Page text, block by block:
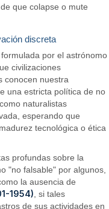
que colapse o mute
discreta
, formulada por el astrónomo
civilizaciones
conocen nuestra
una estricta política de no
naturalistas
esperando que
tecnológica o ética
profundas sobre la
"no falsable" por algunos,
la ausencia de
1954) , si tales
de sus actividades en